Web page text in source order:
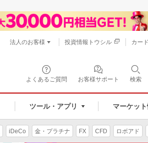
よくあるご質問 お客様サポート 検索
ツール・アプリ マーケッ
法人のお客様 投資情報トウシル カード
iDeCo 金・プラチナ FX CFD ロボアド